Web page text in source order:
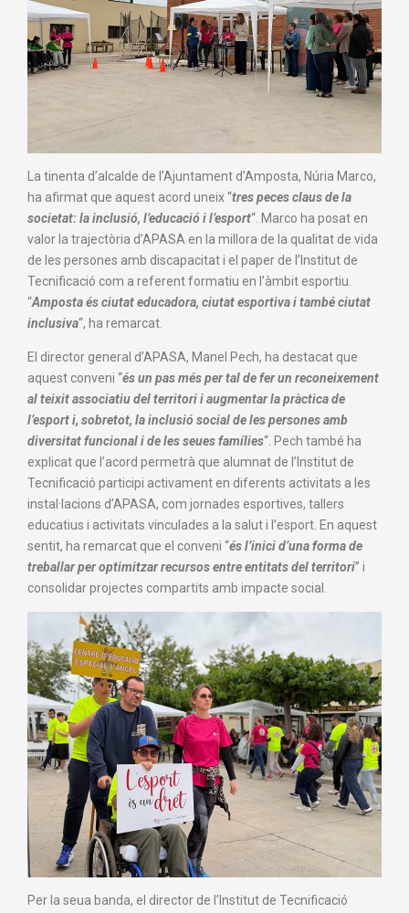
La tinenta d’alcalde de l’Ajuntament d’Amposta, Núria Marco,
ha afirmat que aquest acord uneix “tres peces claus de la
societat: la inclusió, l’educació i l’esport“. Marco ha posat en
valor la trajectòria d’APASA en la millora de la qualitat de vida
de les persones amb discapacitat i el paper de l’Institut de
Tecnificació com a referent formatiu en l’àmbit esportiu.
“Amposta és ciutat educadora, ciutat esportiva i també ciutat
inclusiva“, ha remarcat.
El director general d’APASA, Manel Pech, ha destacat que
aquest conveni “és un pas més per tal de fer un reconeixement
al teixit associatiu del territori i augmentar la pràctica de
l’esport i, sobretot, la inclusió social de les persones amb
diversitat funcional i de les seues famílies“. Pech també ha
explicat que l’acord permetrà que alumnat de l’Institut de
Tecnificació participi activament en diferents activitats a les
instal·lacions d’APASA, com jornades esportives, tallers
educatius i activitats vinculades a la salut i l’esport. En aquest
sentit, ha remarcat que el conveni “és l’inici d’una forma de
treballar per optimitzar recursos entre entitats del territori” i
consolidar projectes compartits amb impacte social.
Per la seua banda, el director de l’Institut de Tecnificació